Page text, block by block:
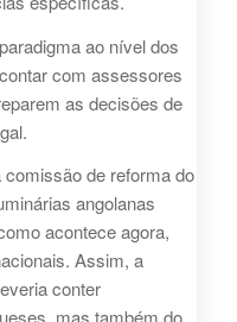
ao nível dos
com assessores
as decisões de
de reforma do
angolanas
acontece agora,
Assim, a
conter
mas também do